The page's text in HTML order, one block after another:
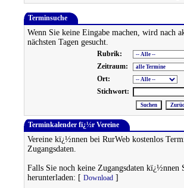
Terminsuche
Wenn Sie keine Eingabe machen, wird nach
nächsten Tagen gesucht.
Rubrik:
Zeitraum:
Ort:
Stichwort:
Terminkalender fï¿½r Vereine
Vereine kï¿½nnen bei RurWeb kostenlos
Zugangsdaten.
Falls Sie noch keine Zugangsdaten
herunterladen: [ Download ]